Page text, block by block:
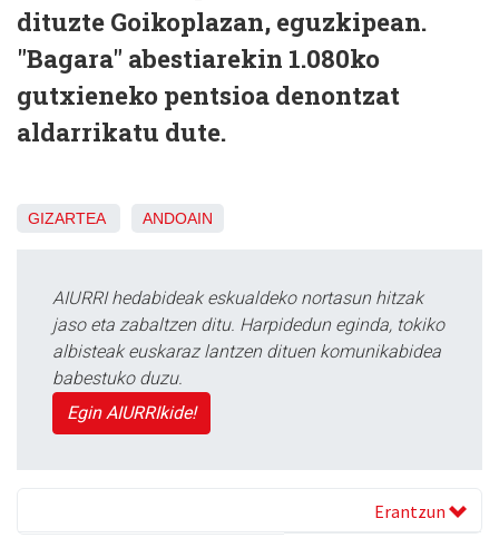
dituzte Goikoplazan, eguzkipean.
"Bagara" abestiarekin 1.080ko
gutxieneko pentsioa denontzat
aldarrikatu dute.
GIZARTEA ANDOAIN
AIURRI hedabideak eskualdeko nortasun hitzak
jaso eta zabaltzen ditu. Harpidedun eginda, tokiko
albisteak euskaraz lantzen dituen komunikabidea
babestuko duzu.
Egin AIURRIkide!
Erantzun